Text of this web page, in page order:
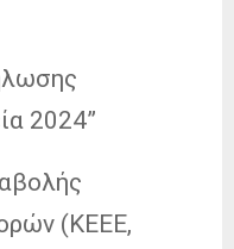
2024”
(ΚΕΕΕ,